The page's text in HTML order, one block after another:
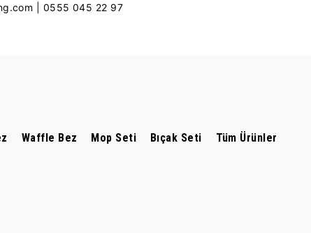
| 0555 045 22 97
Waffle Bez Mop Seti Bıçak Seti Tüm Ürünler